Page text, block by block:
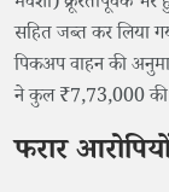
सहित जब्त कर लिया
पिकअप वाहन की
ने कुल ₹7,73,000 की
फरार